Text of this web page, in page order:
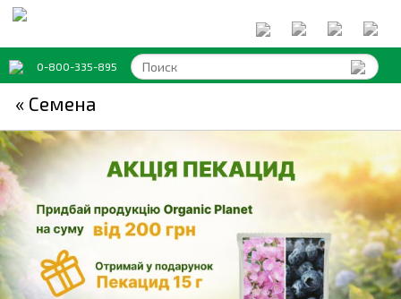
0-800-335-895
« Семена